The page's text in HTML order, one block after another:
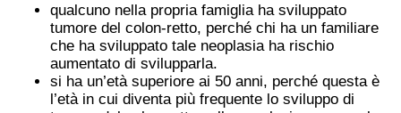
qualcuno nella propria famiglia ha sviluppato
tumore del colon-retto, perché chi ha un familiare
che ha sviluppato tale neoplasia ha rischio
aumentato di svilupparla.
si ha un’età superiore ai 50 anni, perché questa è
l’età in cui diventa più frequente lo sviluppo di